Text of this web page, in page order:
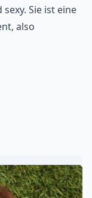
Sie ist eine
also